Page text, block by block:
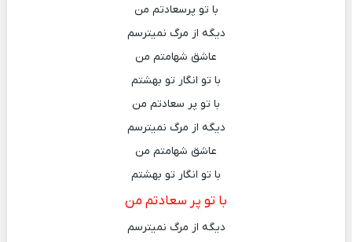
با تو پرسعادتم من
دیگه از مرگ نمیترسم
عاشق شهامتم من
با تو انگار تو بهشتم
با تو پر سعادتم من
دیگه از مرگ نمیترسم
عاشق شهامتم من
با تو انگار تو بهشتم
با تو پر سعادتم من
دیگه از مرگ نمیترسم